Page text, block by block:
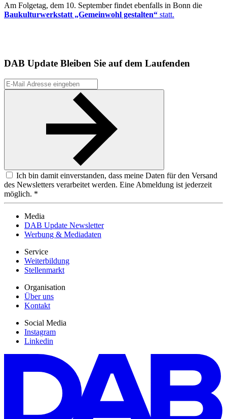
Am Folgetag, dem 10. September findet ebenfalls in Bonn die
Baukulturwerkstatt „Gemeinwohl gestalten“ statt.
DAB Update Bleiben Sie auf dem Laufenden
Ich bin damit einverstanden, dass meine Daten für den Versand
des Newsletters verarbeitet werden. Eine Abmeldung ist jederzeit
möglich. *
Media
DAB Update Newsletter
Werbung & Mediadaten
Service
Weiterbildung
Stellenmarkt
Organisation
Über uns
Kontakt
Social Media
Instagram
Linkedin